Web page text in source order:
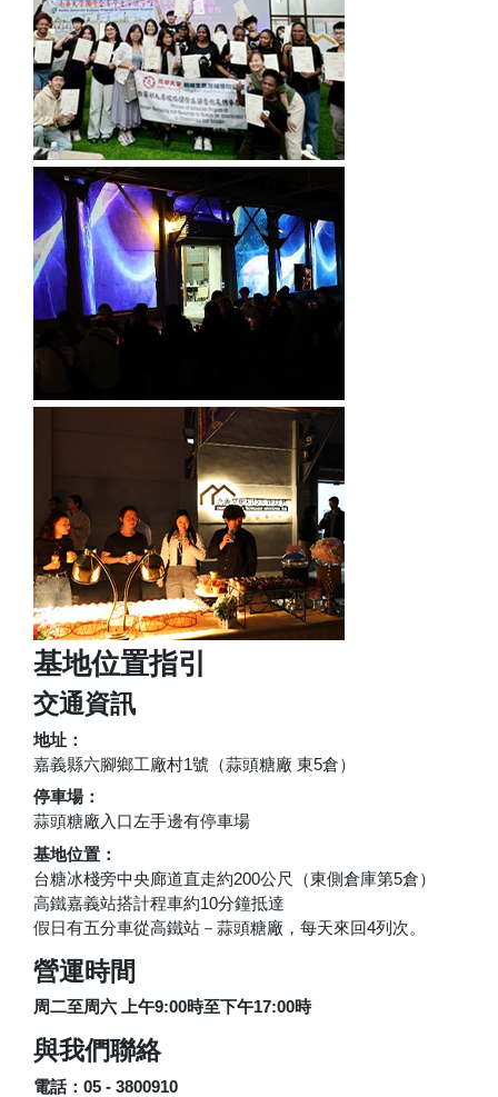
基地位置指引
交通資訊
地址：
嘉義縣六腳鄉工廠村1號（蒜頭糖廠 東5倉）
停車場：
蒜頭糖廠入口左手邊有停車場
基地位置：
台糖冰棧旁中央廊道直走約200公尺（東側倉庫第5倉）
高鐵嘉義站搭計程車約10分鐘抵達
假日有五分車從高鐵站－蒜頭糖廠，每天來回4列次。
營運時間
周二至周六 上午9:00時至下午17:00時
與我們聯絡
電話：05 - 3800910